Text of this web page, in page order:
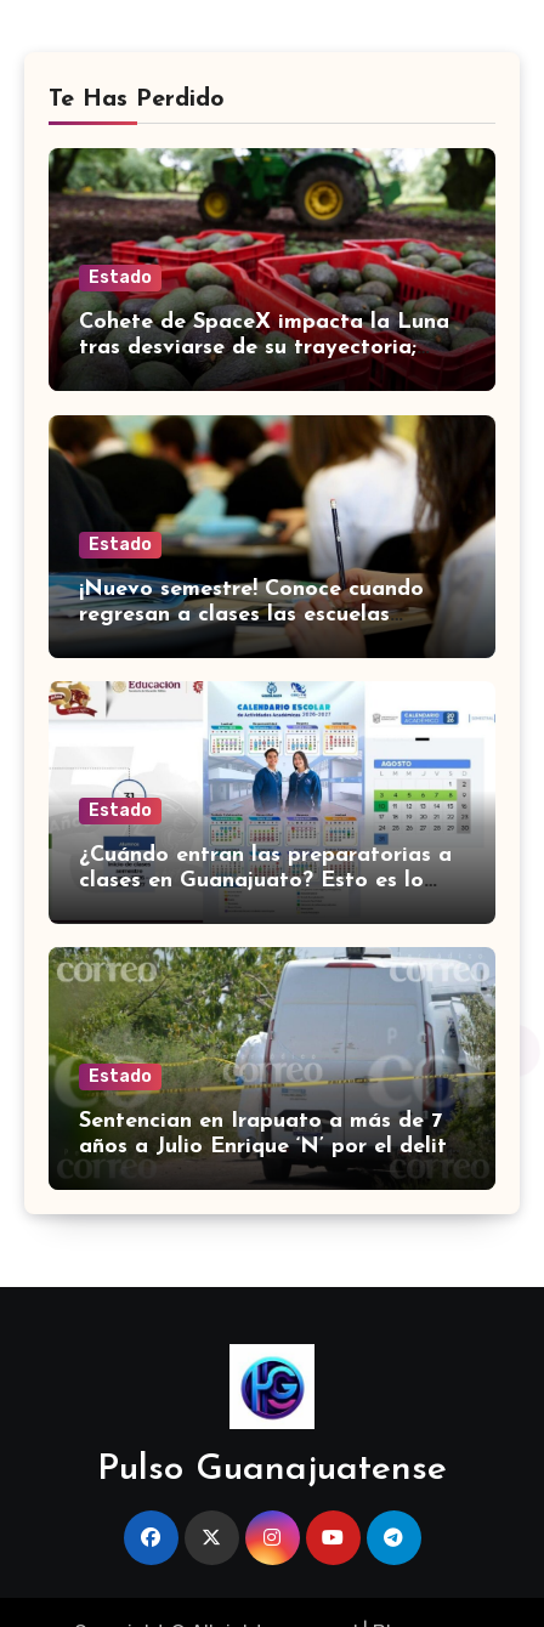
Te Has Perdido
Estado
Cohete de SpaceX impacta la Luna
tras desviarse de su trayectoria;
científicos confirman el choque
Estado
¡Nuevo semestre! Conoce cuando
regresan a clases las escuelas
normales en Guanajuato
Estado
¿Cuándo entran las preparatorias a
clases en Guanajuato? Esto es lo
Estado
Sentencian en Irapuato a más de 7
años a Julio Enrique ‘N’ por el delito
de robo con violencia
Pulso Guanajuatense